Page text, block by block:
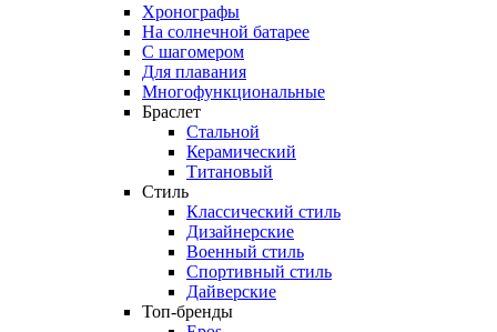
Хронографы
На солнечной батарее
С шагомером
Для плавания
Многофункциональные
Браслет
Стальной
Керамический
Титановый
Стиль
Классический стиль
Дизайнерские
Военный стиль
Спортивный стиль
Дайверские
Топ-бренды